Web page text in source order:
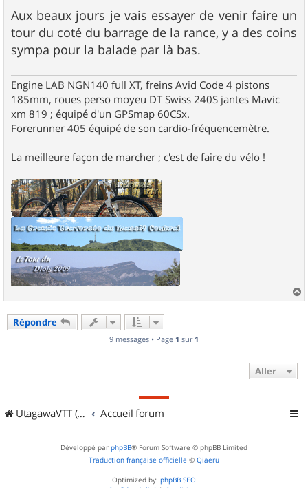
Aux beaux jours je vais essayer de venir faire un
tour du coté du barrage de la rance, y a des coins
sympa pour la balade par là bas.
Engine LAB NGN140 full XT, freins Avid Code 4 pistons
185mm, roues perso moyeu DT Swiss 240S jantes Mavic
xm 819 ; équipé d'un GPSmap 60CSx.
Forerunner 405 équipé de son cardio-fréquencemètre.
La meilleure façon de marcher ; c'est de faire du vélo !
a
Répondre
9 messages • Page 1 sur 1
Aller
UtagawaVTT (Randos VTT et VTTAE avec traces GPS) Accueil forum
Développé par phpBB® Forum Software © phpBB Limited
Traduction française officielle © Qiaeru
Optimized by: phpBB SEO